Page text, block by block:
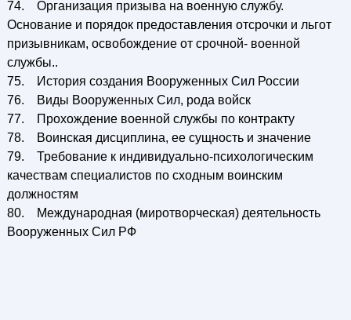
74. Организация призыва на военную службу.
Основание и порядок предоставления отсрочки и льгот
призывникам, освобождение от срочной- военной
службы..
75. История создания Вооруженных Сил России
76. Виды Вооруженных Сил, рода войск
77. Прохождение военной службы по контракту
78. Воинская дисциплина, ее сущность и значение
79. Требование к индивидуально-психологическим
качествам специалистов по сходным воинским
должностям
80. Международная (миротворческая) деятельность
Вооруженных Сил РФ